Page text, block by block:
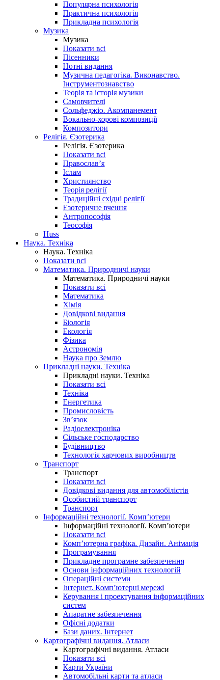
Популярна психологія
Практична психологія
Прикладна психологія
Музика
Музика
Показати всі
Пісенники
Нотні видання
Музична педагогіка. Виконавство.
Інструментознавство
Теорія та історія музики
Самовчителі
Сольфеджіо. Акомпанемент
Вокально-хорові композиції
Композитори
Релігія. Єзотерика
Релігія. Єзотерика
Показати всі
Православ’я
Іслам
Християнство
Теорія релігії
Традиційні східні релігії
Езотеричне вчення
Антропософія
Теософія
Huss
Наука. Техніка
Наука. Техніка
Показати всі
Математика. Природничі науки
Математика. Природничі науки
Показати всі
Математика
Хімія
Довідкові видання
Біологія
Екологія
Фізика
Астрономія
Наука про Землю
Прикладні науки. Техніка
Прикладні науки. Техніка
Показати всі
Техніка
Енергетика
Промисловість
Зв’язок
Радіоелектроніка
Сільське господарство
Будівництво
Технологія харчових виробництв
Транспорт
Транспорт
Показати всі
Довідкові видання для автомобілістів
Особистий транспорт
Транспорт
Інформаційні технології. Комп’ютери
Інформаційні технології. Комп’ютери
Показати всі
Комп’ютерна графіка. Дизайн. Анімація
Програмування
Прикладне програмне забезпечення
Основи інформаційних технологій
Операційні системи
Інтернет. Комп’ютерні мережі
Керування і проектування інформаційних
систем
Апаратне забезпечення
Офісні додатки
Бази даних. Інтернет
Картографічні видання. Атласи
Картографічні видання. Атласи
Показати всі
Карти України
Автомобільні карти та атласи